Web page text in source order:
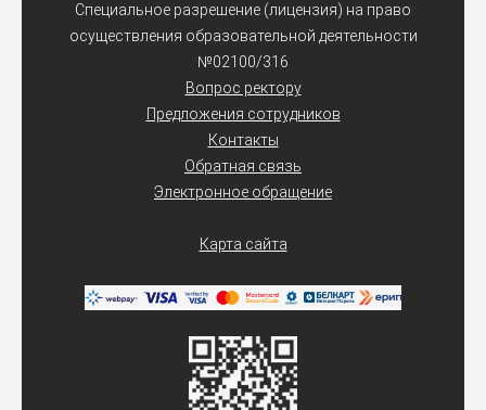
Специальное разрешение (лицензия) на право
осуществления образовательной деятельности
№02100/316
Вопрос ректору
Предложения сотрудников
Контакты
Обратная связь
Электронное обращение
Карта сайта